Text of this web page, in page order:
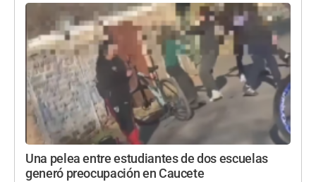
Una pelea entre estudiantes de dos escuelas
generó preocupación en Caucete